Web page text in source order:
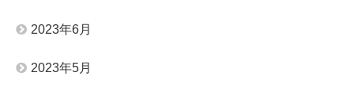
2023年6月
2023年5月